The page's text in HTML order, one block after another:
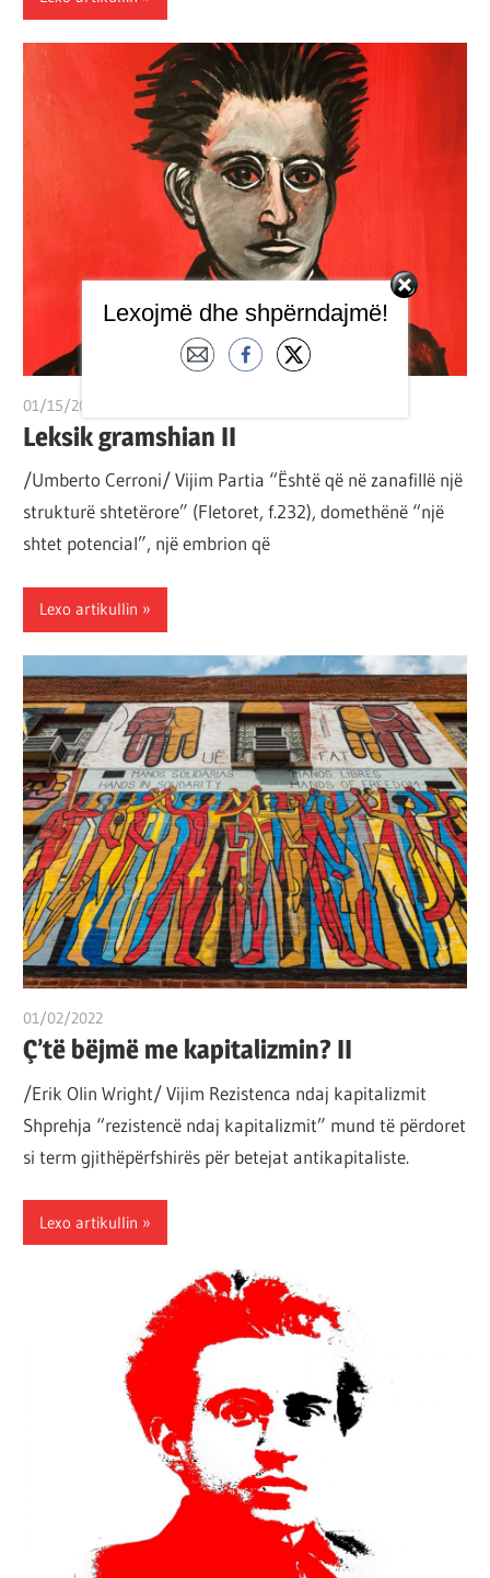
01/15/2022
Leksik gramshian II
/Umberto Cerroni/ Vijim Partia “Është që në zanafillë një
strukturë shtetërore” (Fletoret, f.232), domethënë “një
shtet potencial”, një embrion që
Lexo artikullin
01/02/2022
Ç’të bëjmë me kapitalizmin? II
/Erik Olin Wright/ Vijim Rezistenca ndaj kapitalizmit
Shprehja “rezistencë ndaj kapitalizmit” mund të përdoret
si term gjithëpërfshirës për betejat antikapitaliste.
Lexo artikullin
Lexojmë dhe shpërndajmë!